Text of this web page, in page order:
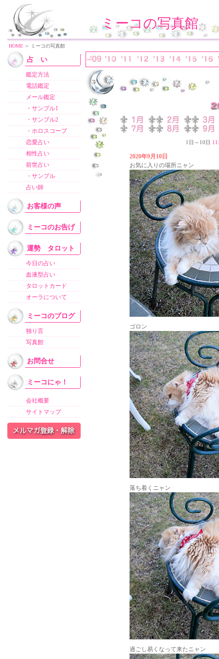
ミーコの写真館
HOME ＞ ミーコの写真館
占 い
鑑定方法
電話鑑定
メール鑑定
・サンプル1
・サンプル2
・ホロスコープ
恋愛占い
相性占い
前世占い
・サンプル
占い師
お客様の声
ミーコのお告げ
運勢 タロット
今日の占い
血液型占い
タロットカード
オーラについて
ミーコのブログ
独り言
写真館
お問合せ
ミーコにゃ！
会社概要
サイトマップ
1日～10日
2020年9月10日
お気に入りの場所ニャン
ゴロン
落ち着くニャン
過ごし易くなって来たニャン